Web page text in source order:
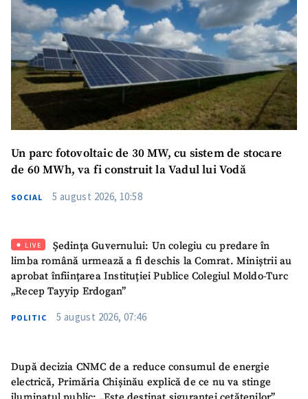
Un parc fotovoltaic de 30 MW, cu sistem de stocare
de 60 MWh, va fi construit la Vadul lui Vodă
SOCIAL 5 august 2026, 10:58
LIVE
Ședința Guvernului: Un colegiu cu predare în
limba română urmează a fi deschis la Comrat. Miniștrii au
aprobat înființarea Instituției Publice Colegiul Moldo-Turc
„Recep Tayyip Erdogan”
POLITIC 5 august 2026, 07:46
După decizia CNMC de a reduce consumul de energie
electrică, Primăria Chișinău explică de ce nu va stinge